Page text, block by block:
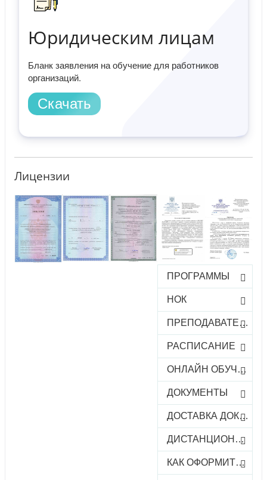
Юридическим лицам
Бланк заявления на обучение для работников
организаций.
Скачать
Лицензии
ПРОГРАММЫ
НОК
ПРЕПОДАВАТЕЛИ
РАСПИСАНИЕ
ОНЛАЙН ОБУЧЕНИЕ
ДОКУМЕНТЫ
ДОСТАВКА ДОКУМЕНТОВ
ДИСТАНЦИОННОЕ ОБУЧЕНИЕ
КАК ОФОРМИТЬ ЗАКАЗ КУРСА